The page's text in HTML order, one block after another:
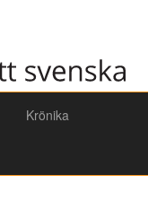
Krönika